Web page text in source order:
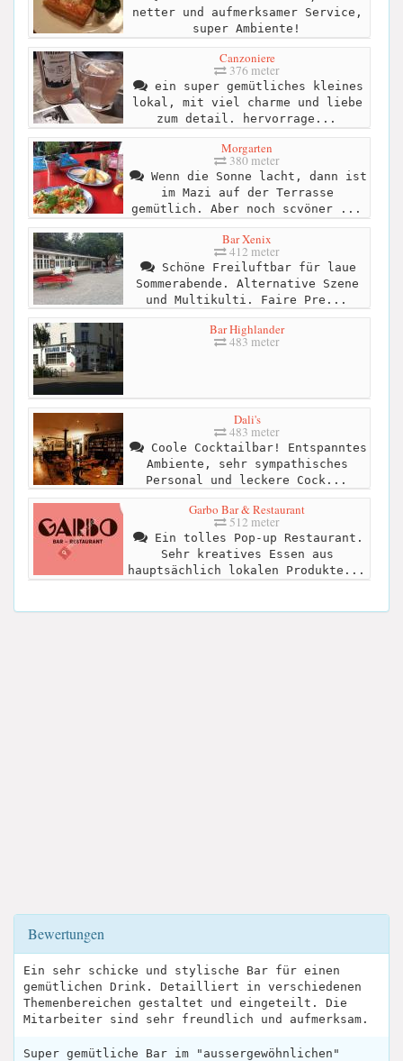
netter und aufmerksamer Service,
super Ambiente!
Canzoniere
376 meter
ein super gemütliches kleines
lokal, mit viel charme und liebe
zum detail. hervorrage...
Morgarten
380 meter
Wenn die Sonne lacht, dann ist
im Mazi auf der Terrasse
gemütlich. Aber noch scvöner ...
Bar Xenix
412 meter
Schöne Freiluftbar für laue
Sommerabende. Alternative Szene
und Multikulti. Faire Pre...
Bar Highlander
483 meter
Dali's
483 meter
Coole Cocktailbar! Entspanntes
Ambiente, sehr sympathisches
Personal und leckere Cock...
Garbo Bar & Restaurant
512 meter
Ein tolles Pop-up Restaurant.
Sehr kreatives Essen aus
hauptsächlich lokalen Produkte...
Bewertungen
Ein sehr schicke und stylische Bar für einen
gemütlichen Drink. Detailliert in verschiedenen
Themenbereichen gestaltet und eingeteilt. Die
Mitarbeiter sind sehr freundlich und aufmerksam.
Super gemütliche Bar im "aussergewöhnlichen"